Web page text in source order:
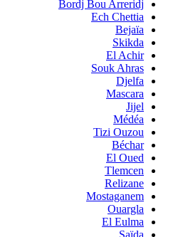
Bordj Bou Arreridj
Ech Chettia
Bejaïa
Skikda
El Achir
Souk Ahras
Djelfa
Mascara
Jijel
Médéa
Tizi Ouzou
Béchar
El Oued
Tlemcen
Relizane
Mostaganem
Ouargla
El Eulma
Saïda